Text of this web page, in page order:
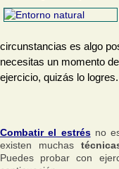
circunstancias es algo
necesitas un momento
ejercicio, quizás lo logres.
Combatir el estrésno
existen muchas
Puedes probar con